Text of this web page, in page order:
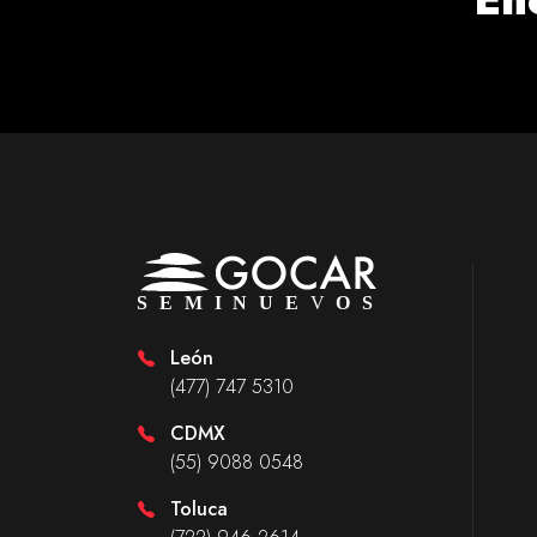
León
(477) 747 5310
CDMX
(55) 9088 0548
Toluca